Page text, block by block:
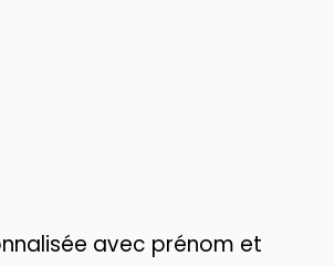
avec prénom et